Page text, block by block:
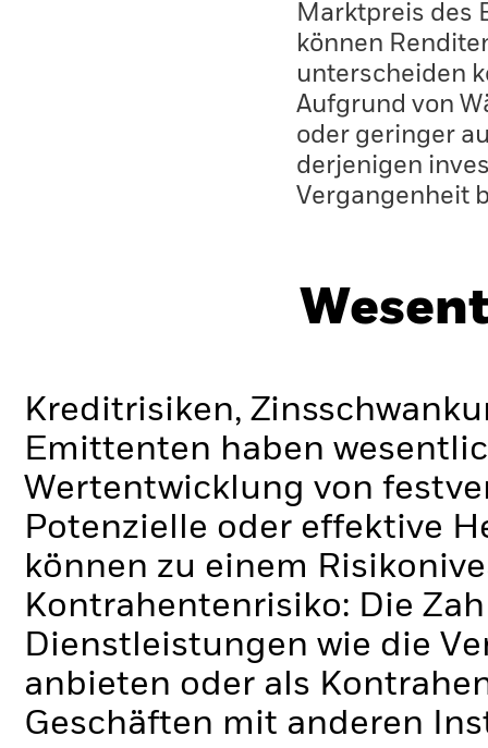
Marktpreis des
können
unterscheiden
Aufgrund von
oder geringer
derjenigen
Vergangenheit
Kreditrisiken,
Emittenten haben
Wertentwicklung von
Potenzielle oder effektive
können zu einem
Kontrahentenrisiko: Die
Dienstleistungen wie die
anbieten oder als
Geschäften mit anderen